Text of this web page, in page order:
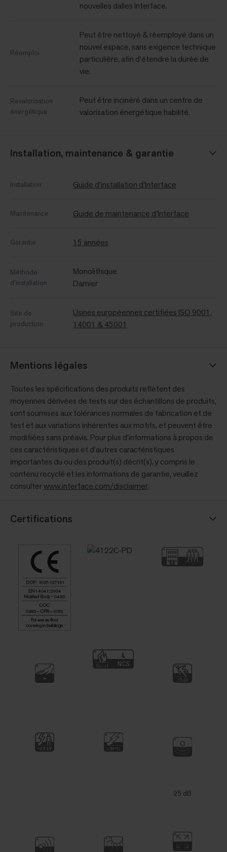
nouvelles dalles Interface.
Réemploi
Peut être nettoyé & réemployé dans un
nouvel espace, sans exigence technique
particulière, afin d’étendre la durée de
vie.
Revalorisation
énergétique
Peut être incinéré dans un centre de
valorisation énergétique habilité.
Installation, maintenance & garantie
Installation Guide d'installation d'Interface
Maintenance Guide de maintenance d'Interface
Garantie 15 années
Méthode
d'installation
Monolithique
Damier
Site de
production
Usines européennes certifiées ISO 9001,
14001 & 45001
Mentions légales
Toutes les spécifications des produits reflètent des
moyennes dérivées de tests sur des échantillons de produits,
sont soumises aux tolérances normales de fabrication et de
test et aux variations inhérentes aux motifs, et peuvent être
modifiées sans préavis. Pour plus d’informations à propos de
ces caractéristiques et d’autres caractéristiques
importantes du ou des produit(s) décrit(s), y compris le
contenu recyclé et les informations de garantie, veuillez
consulterwww.interface.com/disclaimer.
Certifications
25 dB